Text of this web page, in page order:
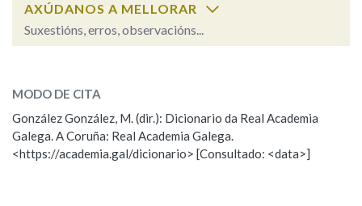
Pertence a
AXÚDANOS A MELLORAR
Suxestións, erros, observacións...
ESCOLLE UNHA OPCIÓN:
Observación Hai un erro na palabra
Propoño mellorar a definición
MODO DE CITA
González González, M. (dir.): Dicionario da Real Academia
Galega. A Coruña: Real Academia Galega.
<https://academia.gal/dicionario> [Consultado: <data>]